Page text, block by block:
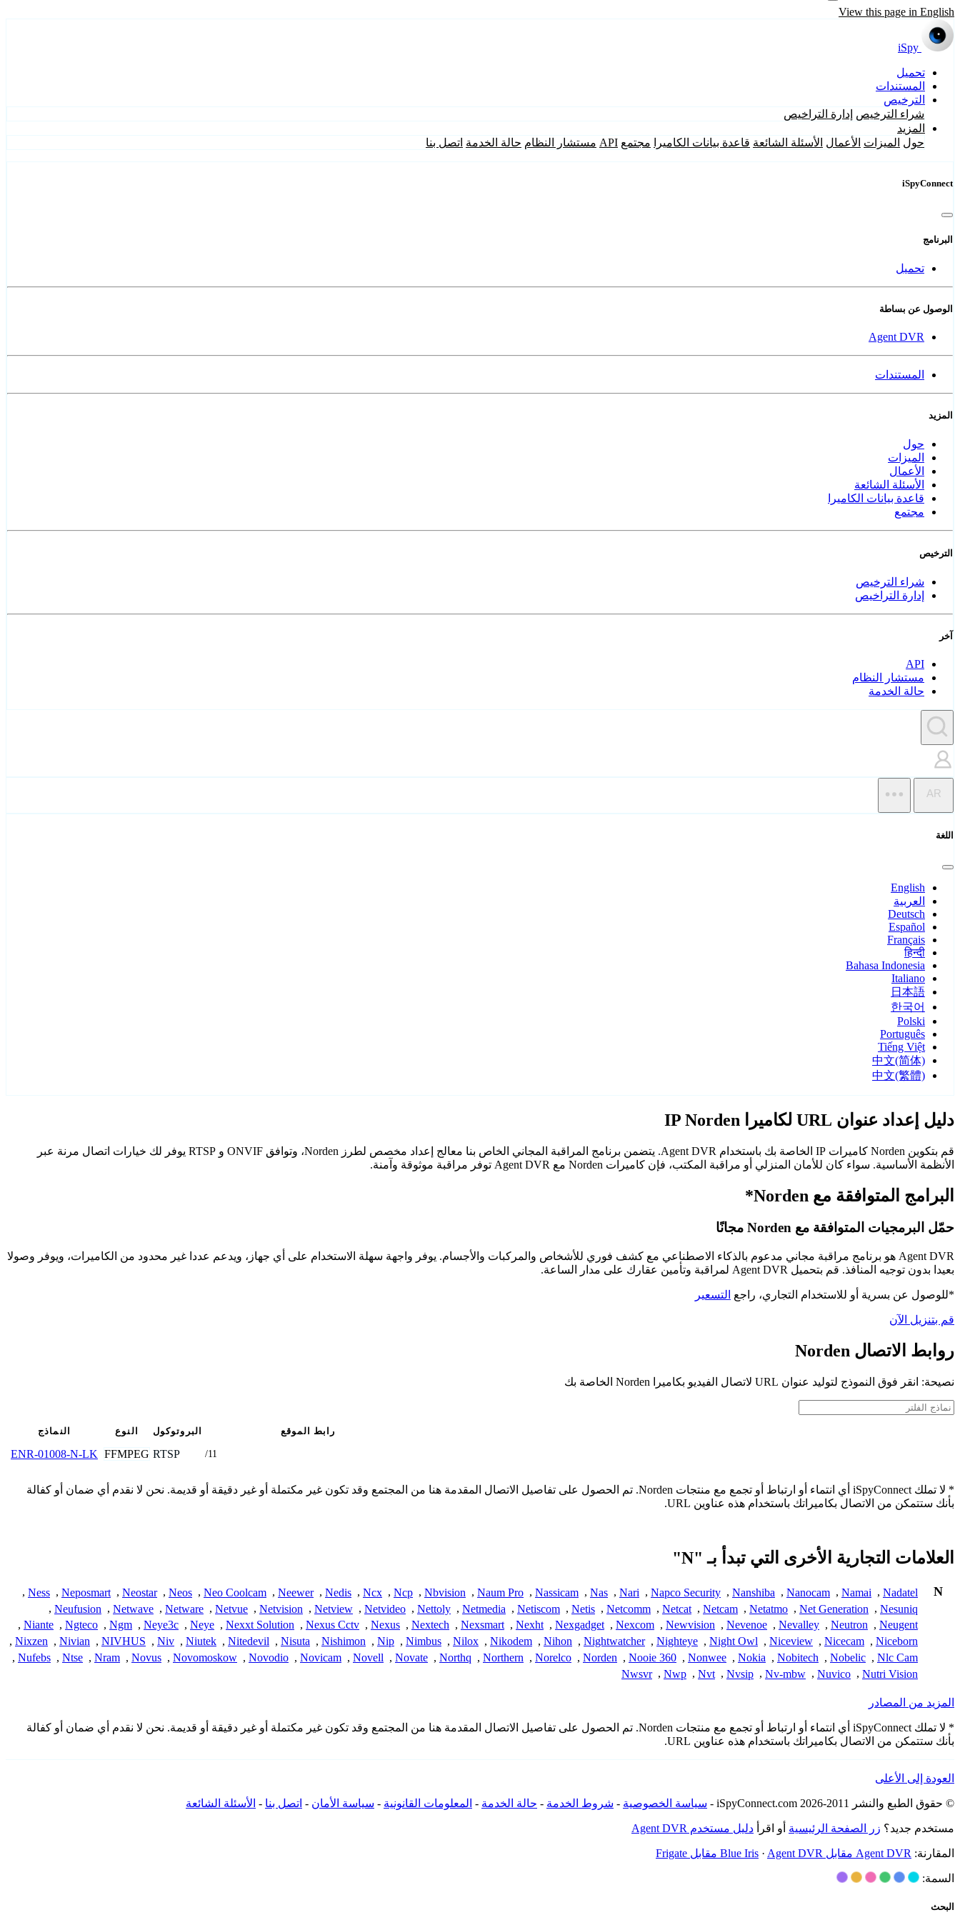
View this page in English
iSpy
تحميل
المستندات
الترخيص
شراء الترخيص إدارة التراخيص
المزيد
حول الميزات الأعمال الأسئلة الشائعة قاعدة بيانات الكاميرا مجتمع API مستشار النظام حالة الخدمة اتصل بنا
iSpyConnect
البرنامج
تحميل
الوصول عن بساطة
Agent DVR
المستندات
المزيد
حول
الميزات
الأعمال
الأسئلة الشائعة
قاعدة بيانات الكاميرا
مجتمع
الترخيص
شراء الترخيص
إدارة التراخيص
آخر
API
مستشار النظام
حالة الخدمة
AR
اللغة
English
العربية
Deutsch
Español
Français
हिन्दी
Bahasa Indonesia
Italiano
日本語
한국어
Polski
Português
Tiếng Việt
中文(简体)
中文(繁體)
دليل إعداد عنوان URL لكاميرا IP Norden
قم بتكوين Norden كاميرات IP الخاصة بك باستخدام Agent DVR. يتضمن برنامج المراقبة المجاني الخاص بنا معالج إعداد مخصص لطرز Norden، وتوافق ONVIF و RTSP يوفر لك خيارات اتصال مرنة عبر
الأنظمة الأساسية. سواء كان للأمان المنزلي أو مراقبة المكتب، فإن كاميرات Norden مع Agent DVR توفر مراقبة موثوقة وآمنة.
البرامج المتوافقة مع Norden*
حمّل البرمجيات المتوافقة مع Norden مجانًا
Agent DVR هو برنامج مراقبة مجاني مدعوم بالذكاء الاصطناعي مع كشف فوري للأشخاص والمركبات والأجسام. يوفر واجهة سهلة الاستخدام على أي جهاز، ويدعم عددا غير محدود من الكاميرات، ويوفر وصولا
بعيدا بدون توجيه المنافذ. قم بتحميل Agent DVR لمراقبة وتأمين عقارك على مدار الساعة.
*للوصول عن بسرية أو للاستخدام التجاري، راجع التسعير
قم بتنزيل الآن
روابط الاتصال Norden
نصيحة: انقر فوق النموذج لتوليد عنوان URL لاتصال الفيديو بكاميرا Norden الخاصة بك
النماذج النوع البروتوكول رابط الموقع
ENR-01008-N-LK FFMPEG RTSP /11
* لا تملك iSpyConnect أي انتماء أو ارتباط أو تجمع مع منتجات Norden. تم الحصول على تفاصيل الاتصال المقدمة هنا من المجتمع وقد تكون غير مكتملة أو غير دقيقة أو قديمة. نحن لا نقدم أي ضمان أو كفالة
بأنك ستتمكن من الاتصال بكاميراتك باستخدام هذه عناوين URL.
العلامات التجارية الأخرى التي تبدأ بـ "N"
N
Nadatel
,
Namai
,
Nanocam
,
Nanshiba
,
Napco Security
,
Nari
,
Nas
,
Nassicam
,
Naum Pro
,
Nbvision
,
Ncp
,
Ncx
,
Nedis
,
Neewer
,
Neo Coolcam
,
Neos
,
Neostar
,
Neposmart
,
Ness
,
Nesuniq
,
Net Generation
,
Netatmo
,
Netcam
,
Netcat
,
Netcomm
,
Netis
,
Netiscom
,
Netmedia
,
Nettoly
,
Netvideo
,
Netview
,
Netvision
,
Netvue
,
Netware
,
Netwave
,
Neufusion
,
Neugent
,
Neutron
,
Nevalley
,
Nevenoe
,
Newvision
,
Nexcom
,
Nexgadget
,
Nexht
,
Nexsmart
,
Nextech
,
Nexus
,
Nexus Cctv
,
Nexxt Solution
,
Neye
,
Neye3c
,
Ngm
,
Ngteco
,
Niante
,
Niceborn
,
Nicecam
,
Niceview
,
Night Owl
,
Nighteye
,
Nightwatcher
,
Nihon
,
Nikodem
,
Nilox
,
Nimbus
,
Nip
,
Nishimon
,
Nisuta
,
Nitedevil
,
Niutek
,
Niv
,
NIVHUS
,
Nivian
,
Nixzen
,
Nlc Cam
,
Nobelic
,
Nobitech
,
Nokia
,
Nonwee
,
Nooie 360
,
Norden
,
Norelco
,
Northern
,
Northq
,
Novate
,
Novell
,
Novicam
,
Novodio
,
Novomoskow
,
Novus
,
Nram
,
Ntse
,
Nufebs
,
Nutri Vision
,
Nuvico
,
Nv-mbw
,
Nvsip
,
Nvt
,
Nwp
,
Nwsvr
المزيد من المصادر
* لا تملك iSpyConnect أي انتماء أو ارتباط أو تجمع مع منتجات Norden. تم الحصول على تفاصيل الاتصال المقدمة هنا من المجتمع وقد تكون غير مكتملة أو غير دقيقة أو قديمة. نحن لا نقدم أي ضمان أو كفالة
بأنك ستتمكن من الاتصال بكاميراتك باستخدام هذه عناوين URL.
العودة إلى الأعلى
© حقوق الطبع والنشر 2011-2026 iSpyConnect.com - سياسة الخصوصية - شروط الخدمة - حالة الخدمة - المعلومات القانونية - سياسة الأمان - اتصل بنا - الأسئلة الشائعة
مستخدم جديد؟ زر الصفحة الرئيسية أو اقرأ دليل مستخدم Agent DVR
المقارنة: Agent DVR مقابل Blue Iris · Agent DVR مقابل Frigate
السمة:
البحث